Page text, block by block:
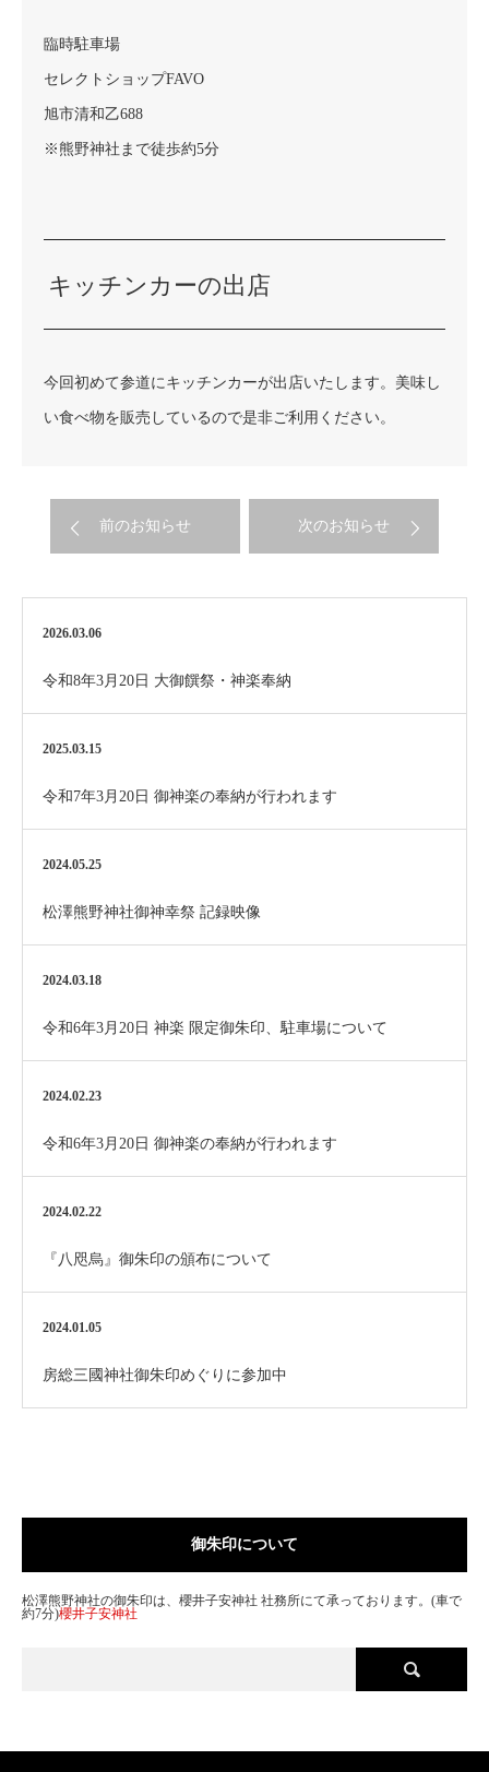
臨時駐車場
セレクトショップFAVO
旭市清和乙688
※熊野神社まで徒歩約5分
キッチンカーの出店
今回初めて参道にキッチンカーが出店いたします。美味し
い食べ物を販売しているので是非ご利用ください。
前のお知らせ 次のお知らせ
2026.03.06
令和8年3月20日 大御饌祭・神楽奉納
2025.03.15
令和7年3月20日 御神楽の奉納が行われます
2024.05.25
松澤熊野神社御神幸祭 記録映像
2024.03.18
令和6年3月20日 神楽 限定御朱印、駐車場について
2024.02.23
令和6年3月20日 御神楽の奉納が行われます
2024.02.22
『八咫烏』御朱印の頒布について
2024.01.05
房総三國神社御朱印めぐりに参加中
御朱印について
松澤熊野神社の御朱印は、櫻井子安神社 社務所にて承っております。(車で
約7分)櫻井子安神社